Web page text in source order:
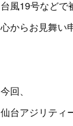
台風19号などで
心からお見舞い
今回、
仙台アジリティ